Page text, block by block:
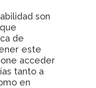
son
de
este
acceder
tanto a
en